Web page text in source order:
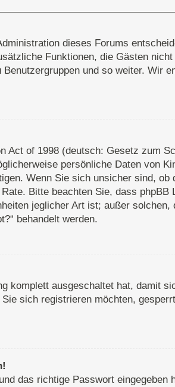
dieses Forums
Funktionen, die Gästen
und so weiter. Wir
Act of 1998 (deutsch: Gesetz zum
persönliche Daten von
Wenn Sie sich unsicher sind,
Bitte beachten Sie, dass
jeglicher Art ist; außer
behandelt werden.
komplett ausgeschaltet hat, damit
sich registrieren möchten,
das richtige Passwort